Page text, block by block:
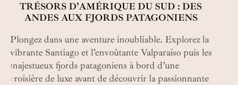
TRÉSORS D'AMÉRIQUE DU SUD : DES
ANDES AUX FJORDS PATAGONIENS
Plongez dans une aventure inoubliable. Explorez la
vibrante Santiago et l’envoûtante Valparaíso puis les
majestueux fjords patagoniens à bord d’une
croisière de luxe avant de découvrir la passionnante